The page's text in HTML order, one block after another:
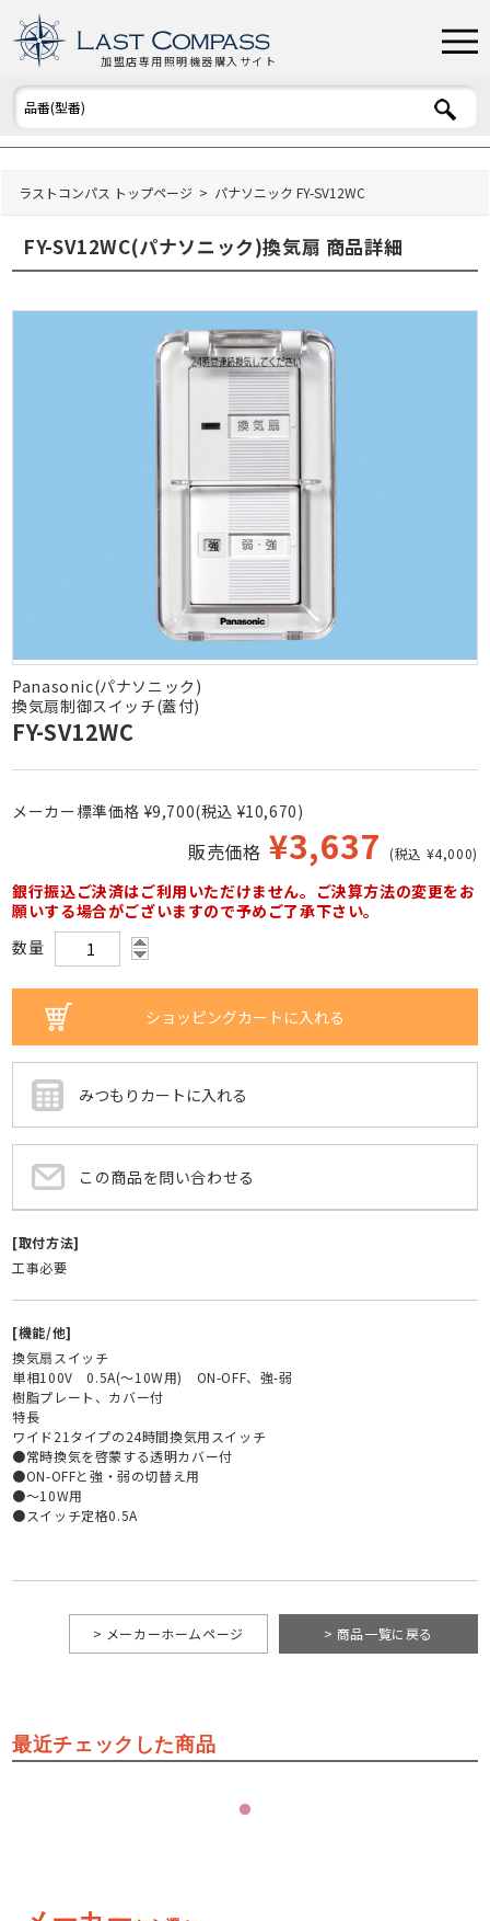
加盟店専用照明機器購入サイト
ラストコンパス トップページ パナソニック FY-SV12WC
FY-SV12WC(パナソニック)換気扇 商品詳細
Panasonic(パナソニック)
換気扇制御スイッチ(蓋付)
FY-SV12WC
メーカー標準価格 ¥9,700(税込 ¥10,670)
販売価格 ¥3,637 (税込 ¥4,000)
銀行振込ご決済はご利用いただけません。ご決算方法の変更をお
願いする場合がございますので予めご了承下さい。
数量
この商品を問い合わせる
[取付方法]
工事必要
[機能/他]
換気扇スイッチ
単相100V 0.5A(～10W用) ON-OFF、強-弱
樹脂プレート、カバー付
特長
ワイド21タイプの24時間換気用スイッチ
●常時換気を啓蒙する透明カバー付
●ON-OFFと強・弱の切替え用
●～10W用
●スイッチ定格0.5A
> 商品一覧に戻る
> メーカーホームページ
最近チェックした商品